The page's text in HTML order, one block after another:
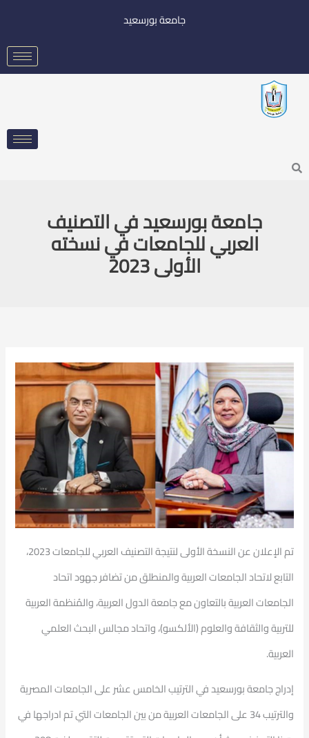
جامعة بورسعيد
Search
جامعة بورسعيد في التصنيف
العربي للجامعات في نسخته
الأولى 2023
تم الإعلان عن النسخة الأولى لنتيجة التصنيف العربي للجامعات 2023،
التابع لاتحاد الجامعات العربية والمنطلق من تضافر جهود اتحاد
الجامعات العربية بالتعاون مع جامعة الدول العربية، والمُنظمة العربية
للتربية والثقافة والعلوم (الألكسو)، واتحاد مجالس البحث العلمي
العربية.
إدراج جامعة بورسعيد في الترتيب الخامس عشر على الجامعات المصرية
والترتيب 34 على الجامعات العربية من بين الجامعات التي تم ادراجها في